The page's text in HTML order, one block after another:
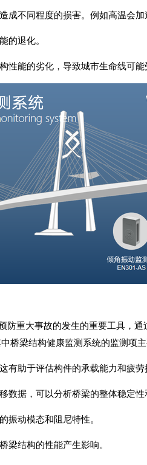
不同程度的损害。例如高温会
的退化。
性能的劣化，导致城市生命线可能
防重大事故的发生的重要工具，通
桥梁结构健康监测系统的监测项主
助于评估构件的承载能力和疲劳
据，可以分析桥梁的整体稳定性
振动模态和阻尼特性。
梁结构的性能产生影响。